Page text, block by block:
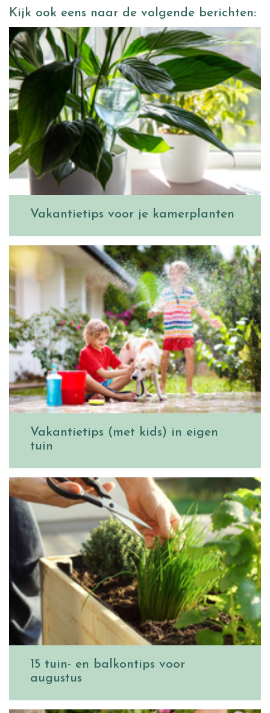
Kijk ook eens naar de volgende berichten:
Vakantietips voor je kamerplanten
Vakantietips (met kids) in eigen
tuin
15 tuin- en balkontips voor
augustus